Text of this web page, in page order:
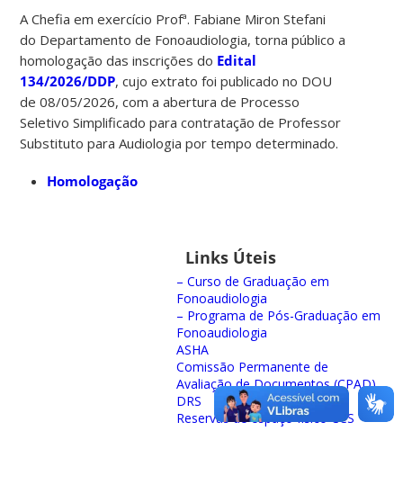
A Chefia em exercício Profª. Fabiane Miron Stefani
do Departamento de Fonoaudiologia, torna público a
homologação das inscrições do Edital
134/2026/DDP, cujo extrato foi publicado no DOU
de 08/05/2026, com a abertura de Processo
Seletivo Simplificado para contratação de Professor
Substituto para Audiologia por tempo determinado.
Homologação
Links Úteis
– Curso de Graduação em
Fonoaudiologia
– Programa de Pós-Graduação em
Fonoaudiologia
ASHA
Comissão Permanente de
Avaliação de Documentos (CPAD)
DRS
Reservas de espaço físico CCS